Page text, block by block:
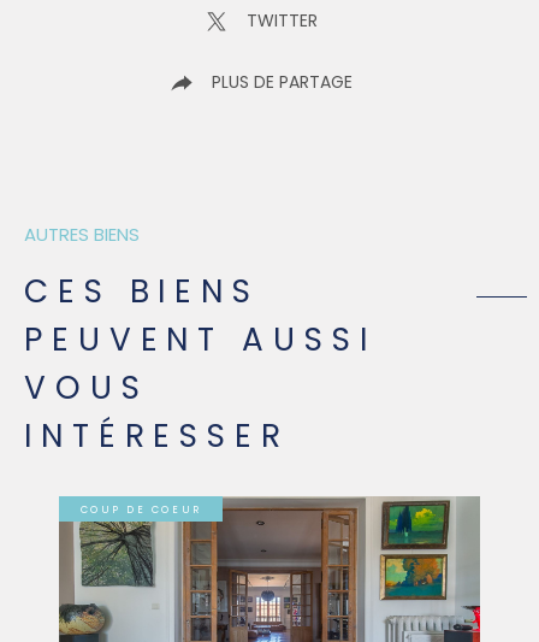
TWITTER
PLUS DE PARTAGE
AUTRES BIENS
CES BIENS
PEUVENT AUSSI
VOUS
INTÉRESSER
COUP DE COEUR
VOIR LE BIEN